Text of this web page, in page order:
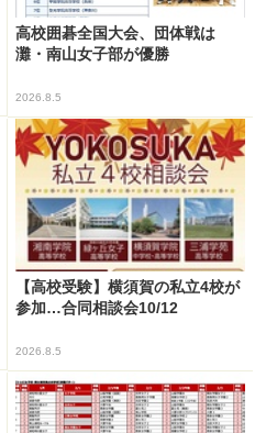
高校囲碁全国大会、団体戦は
灘・南山女子部が優勝
2026.8.5
【高校受験】横須賀の私立4校が
参加…合同相談会10/12
2026.8.5